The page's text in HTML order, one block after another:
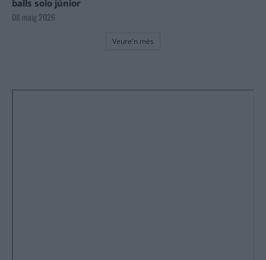
balls solo júnior
08 maig 2026
Veure'n més